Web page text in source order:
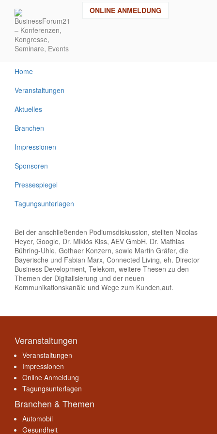
Inhalt
ONLINE ANMELDUNG
Home
Veranstaltungen
Aktuelles
Branchen
Impressionen
Sponsoren
Pressespiegel
Tagungsunterlagen
Bei der anschließenden Podiumsdiskussion, stellten Nicolas
Heyer, Google, Dr. Miklós Kiss, AEV GmbH, Dr. Mathias
Bühring-Uhle, Gothaer Konzern, sowie Martin Gräfer, die
Bayerische und Fabian Marx, Connected Living, eh. Director
Business Development, Telekom, weitere Thesen zu den
Themen der Digitalisierung und der neuen
Kommunikationskanäle und Wege zum Kunden,auf.
Veranstaltungen
Veranstaltungen
Impressionen
Online Anmeldung
Tagungsunterlagen
Branchen & Themen
Automobil
Gesundheit